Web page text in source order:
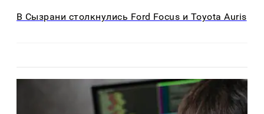
В Сызрани столкнулись Ford Focus и Toyota Auris